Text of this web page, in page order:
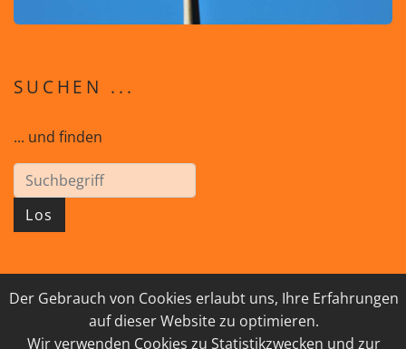
Der Gebrauch von Cookies erlaubt uns, Ihre Erfahrungen
auf dieser Website zu optimieren.
Wir verwenden Cookies zu Statistikzwecken und zur
SUCHEN ...
... und finden
Los
© 2026 GEISTreich - Diözese Innsbruck
IMPRESSUM
LINKSAMMLUNG